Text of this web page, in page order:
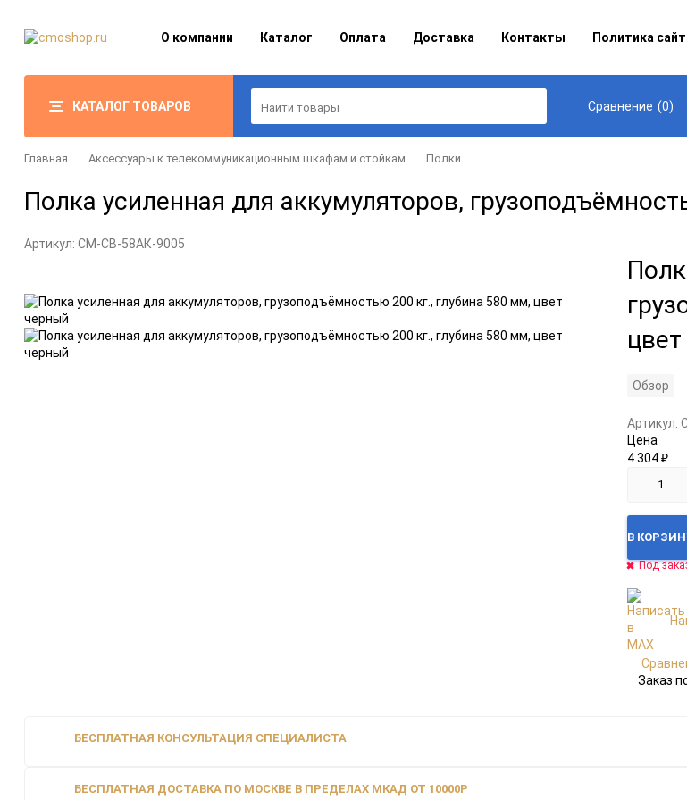
О компании Каталог Оплата Доставка Контакты Политика
КАТАЛОГ ТОВАРОВ Сравнение (0)
Главная Аксессуары к телекоммуникационным шкафам и стойкам Полки
Полка усиленная для аккумуляторов,
Артикул: CM-СВ-58АК-9005
Обзор
Артикул:
Цена
4 304₽
В
Под
Заказ
БЕСПЛАТНАЯ КОНСУЛЬТАЦИЯ СПЕЦИАЛИСТА
БЕСПЛАТНАЯ ДОСТАВКА ПО МОСКВЕ В ПРЕДЕЛАХ МКАД ОТ 10000Р